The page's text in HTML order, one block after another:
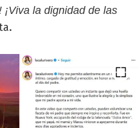
¡Viva la dignidad de las